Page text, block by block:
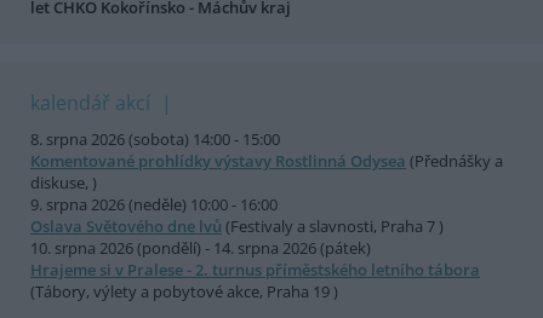
let CHKO Kokořínsko - Máchův kraj
kalendář akcí
8. srpna 2026 (sobota) 14:00 - 15:00
Komentované prohlídky výstavy Rostlinná Odysea (Přednášky a
diskuse, )
9. srpna 2026 (neděle) 10:00 - 16:00
Oslava Světového dne lvů (Festivaly a slavnosti, Praha 7 )
10. srpna 2026 (pondělí) - 14. srpna 2026 (pátek)
Hrajeme si v Pralese - 2. turnus příměstského letního tábora
(Tábory, výlety a pobytové akce, Praha 19 )